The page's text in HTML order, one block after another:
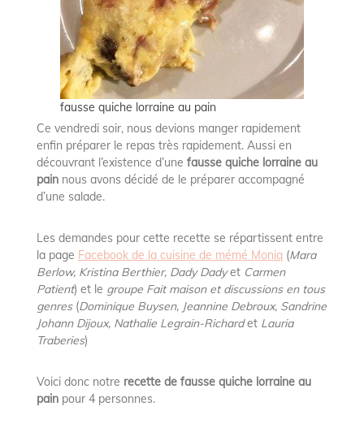
fausse quiche lorraine au pain
Ce vendredi soir, nous devions manger rapidement
enfin préparer le repas très rapidement. Aussi en
découvrant l’existence d’une fausse quiche lorraine au
pain nous avons décidé de le préparer accompagné
d’une salade.
Les demandes pour cette recette se répartissent entre
la page Facebook de la cuisine de mémé Moniq(Mara
Berlow, Kristina Berthier, Dady DadyetCarmen
Patient) et le groupe Fait maison et discussions en tous
genres(Dominique Buysen, Jeannine Debroux, Sandrine
Johann Dijoux, Nathalie Legrain-RichardetLauria
Traberies)
Voici donc notre recette de fausse quiche lorraine au
painpour 4 personnes.